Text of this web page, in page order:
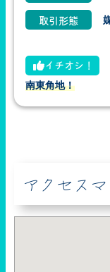
取引形態
イチオシ！
南東角地！
アクセス